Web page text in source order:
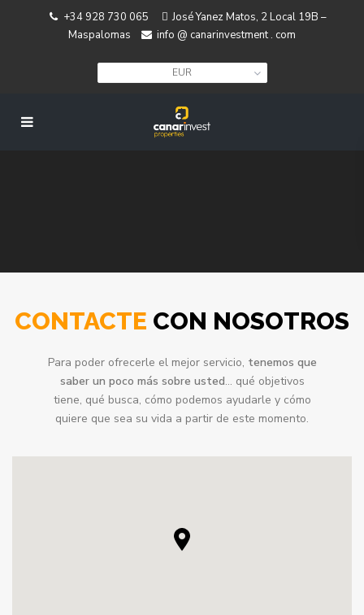
+34 928 730 065
José Yanez Matos, 2 Local 19B –
Maspalomas
info @ canarinvestment . com
EUR
CONTACTE CON NOSOTROS
Para poder ofrecerle el mejor servicio, tenemos que
saber un poco más sobre usted… qué objetivos
tiene, qué busca, cómo podemos ayudarle y cómo
quiere que sea su vida a partir de este momento.